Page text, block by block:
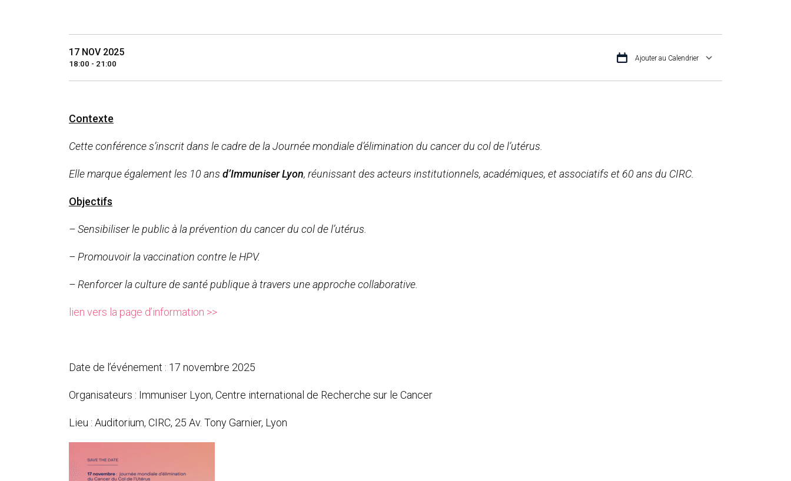
17 NOV 2025
18:00 - 21:00
Ajouter au Calendrier
Contexte
Cette conférence s’inscrit dans le cadre de la Journée mondiale d’élimination du cancer du col de l’utérus.
Elle marque également les 10 ans d’Immuniser Lyon, réunissant des acteurs institutionnels, académiques, et associatifs et 60 ans du CIRC.
Objectifs
– Sensibiliser le public à la prévention du cancer du col de l’utérus.
– Promouvoir la vaccination contre le HPV.
– Renforcer la culture de santé publique à travers une approche collaborative.
lien vers la page d’information >>
Date de l’événement : 17 novembre 2025
Organisateurs : Immuniser Lyon, Centre international de Recherche sur le Cancer
Lieu : Auditorium, CIRC, 25 Av. Tony Garnier, Lyon